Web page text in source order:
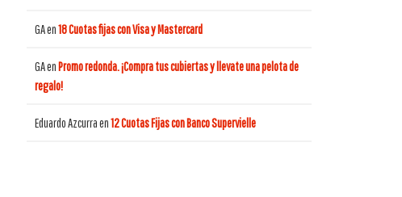
GAen18 Cuotas fijas con Visa y Mastercard
GAenPromo redonda. ¡Compra tus cubiertas y llevate una pelota de
regalo!
Eduardo Azcurraen12 Cuotas Fijas con Banco Supervielle